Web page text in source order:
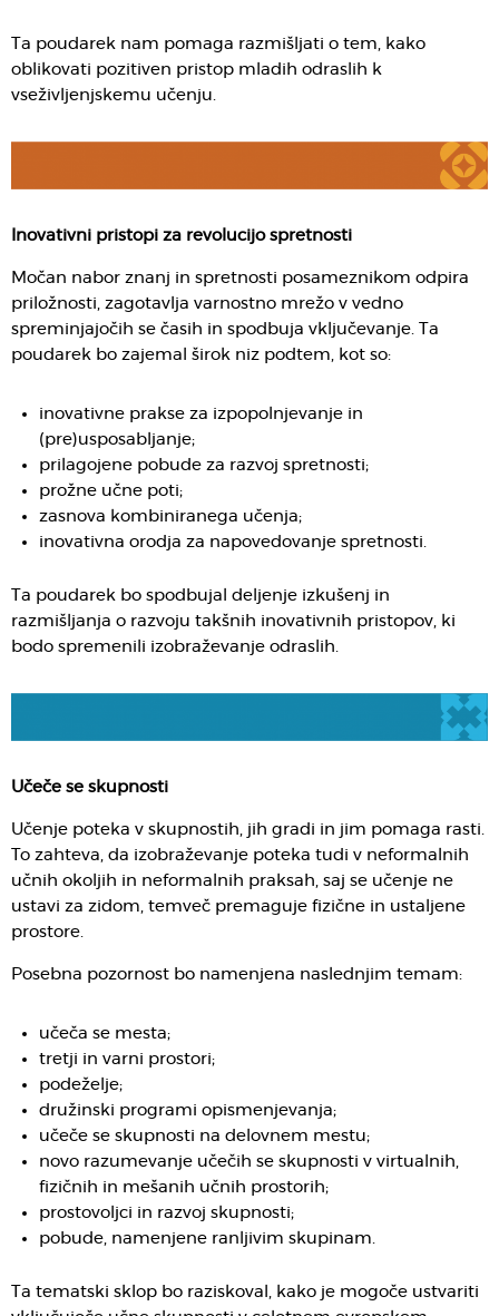
Ta poudarek nam pomaga razmišljati o tem, kako
oblikovati pozitiven pristop mladih odraslih k
vseživljenjskemu učenju.
Inovativni pristopi za revolucijo spretnosti
Močan nabor znanj in spretnosti posameznikom odpira
priložnosti, zagotavlja varnostno mrežo v vedno
spreminjajočih se časih in spodbuja vključevanje. Ta
poudarek bo zajemal širok niz podtem, kot so:
inovativne prakse za izpopolnjevanje in
(pre)usposabljanje;
prilagojene pobude za razvoj spretnosti;
prožne učne poti;
zasnova kombiniranega učenja;
inovativna orodja za napovedovanje spretnosti.
Ta poudarek bo spodbujal deljenje izkušenj in
razmišljanja o razvoju takšnih inovativnih pristopov, ki
bodo spremenili izobraževanje odraslih.
Učeče se skupnosti
Učenje poteka v skupnostih, jih gradi in jim pomaga rasti.
To zahteva, da izobraževanje poteka tudi v neformalnih
učnih okoljih in neformalnih praksah, saj se učenje ne
ustavi za zidom, temveč premaguje fizične in ustaljene
prostore.
Posebna pozornost bo namenjena naslednjim temam:
učeča se mesta;
tretji in varni prostori;
podeželje;
družinski programi opismenjevanja;
učeče se skupnosti na delovnem mestu;
novo razumevanje učečih se skupnosti v virtualnih,
fizičnih in mešanih učnih prostorih;
prostovoljci in razvoj skupnosti;
pobude, namenjene ranljivim skupinam.
Ta tematski sklop bo raziskoval, kako je mogoče ustvariti